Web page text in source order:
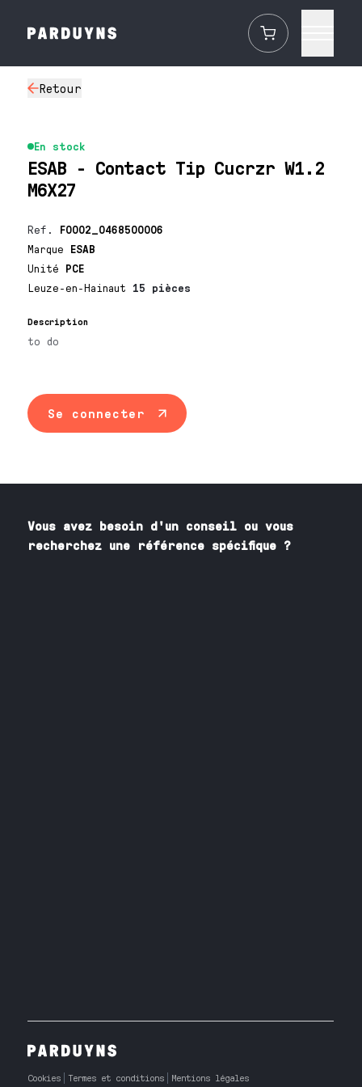
Retour
En stock
ESAB - Contact Tip Cucrzr W1.2
M6X27
Ref. F0002_0468500006
Marque ESAB
Unité PCE
Leuze-en-Hainaut 15 pièces
Description
to do
Se connecter
Vous avez besoin d'un conseil ou vous
recherchez une référence spécifique ?
Cookies Termes et conditions Mentions légales